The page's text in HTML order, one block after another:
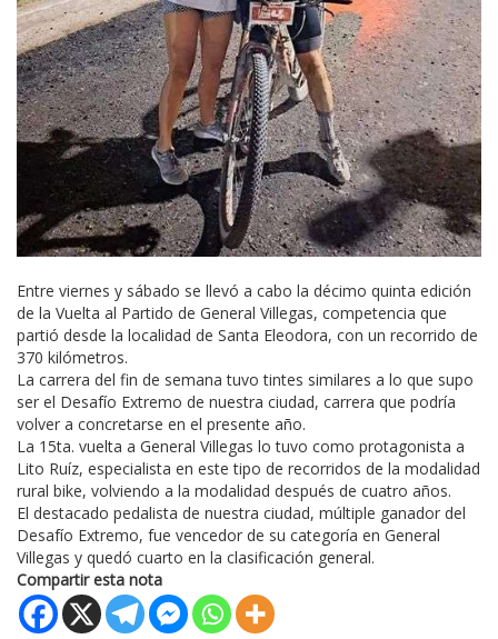
Entre viernes y sábado se llevó a cabo la décimo quinta edición
de la Vuelta al Partido de General Villegas, competencia que
partió desde la localidad de Santa Eleodora, con un recorrido de
370 kilómetros.
La carrera del fin de semana tuvo tintes similares a lo que supo
ser el Desafío Extremo de nuestra ciudad, carrera que podría
volver a concretarse en el presente año.
La 15ta. vuelta a General Villegas lo tuvo como protagonista a
Lito Ruíz, especialista en este tipo de recorridos de la modalidad
rural bike, volviendo a la modalidad después de cuatro años.
El destacado pedalista de nuestra ciudad, múltiple ganador del
Desafío Extremo, fue vencedor de su categoría en General
Villegas y quedó cuarto en la clasificación general.
Compartir esta nota